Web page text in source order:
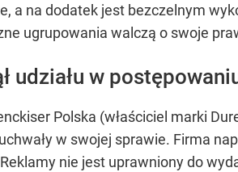
a na dodatek jest bezczelnym
ugrupowania walczą o swoje
udziału w
Polska (właściciel marki
w swojej sprawie. Firma
nie jest uprawniony do